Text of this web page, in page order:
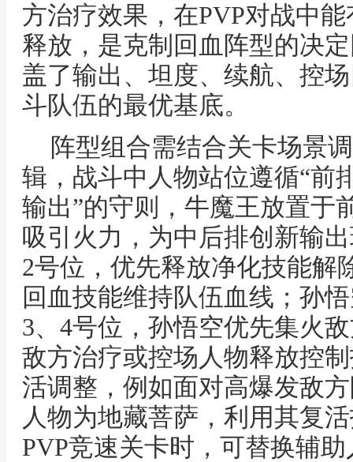
方治疗效果，在PVP对战中
释放，是克制回血阵型的决
盖了输出、坦度、续航、控
斗队伍的最优基底。
阵型组合需结合关卡场景
辑，战斗中人物站位遵循“前
输出”的守则，牛魔王放置于
吸引火力，为中后排创新输
2号位，优先释放净化技能解
回血技能维持队伍血线；孙
3、4号位，孙悟空优先集火
敌方治疗或控场人物释放控
活调整，例如面对高爆发敌
人物为地藏菩萨，利用其复
PVP竞速关卡时，可替换辅